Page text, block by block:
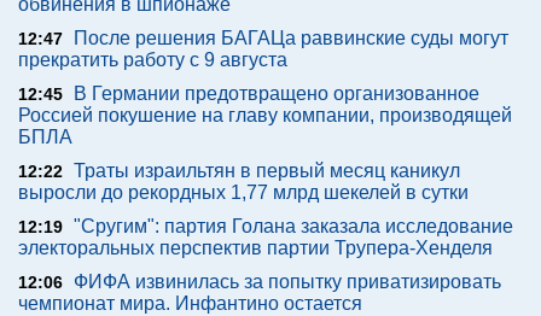
обвинения в шпионаже
12:47
После решения БАГАЦа раввинские суды могут
прекратить работу с 9 августа
12:45
В Германии предотвращено организованное
Россией покушение на главу компании, производящей
БПЛА
12:22 Траты израильтян в первый месяц каникул
выросли до рекордных 1,77 млрд шекелей в сутки
12:19 "Сругим": партия Голана заказала исследование
электоральных перспектив партии Трупера-Хенделя
12:06
ФИФА извинилась за попытку приватизировать
чемпионат мира. Инфантино остается